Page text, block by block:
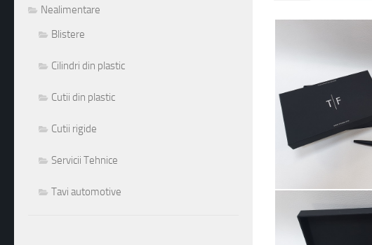
2 3 4 5 6 7 8 24
Nealimentare
Blistere
Cilindri din plastic
Cutii din plastic
Cutii rigide
Servicii Tehnice
Tavi automotive